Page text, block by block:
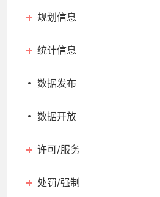
规划信息
统计信息
数据发布
数据开放
许可/服务
处罚/强制